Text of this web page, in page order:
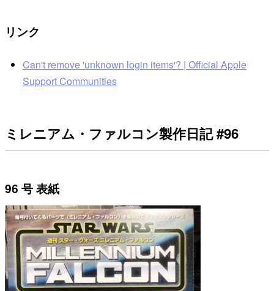
リンク
Can't remove 'unknown login items'? | Official Apple
Support Communities
ミレニアム・ファルコン製作日記 #96
96 号 表紙